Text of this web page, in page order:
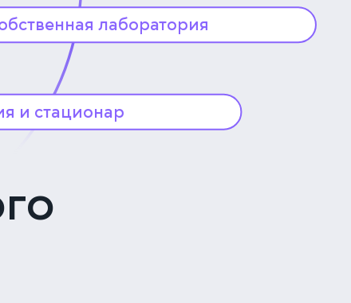
лаборатория
Собственная клинико-диагностическая
лаборатория позволяет нам проводить
анализы в режиме реального времени
основываясь на точных данных.
и стационар
уход.